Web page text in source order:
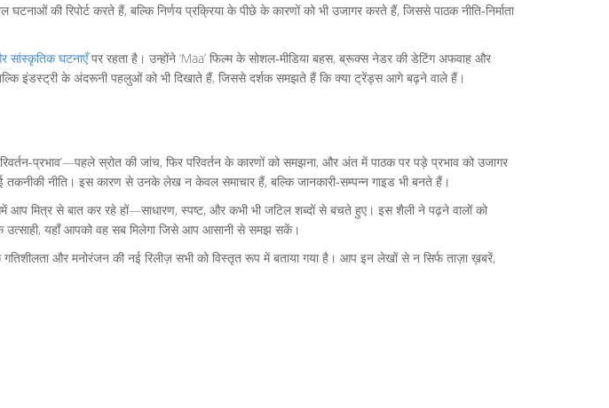
की रिपोर्ट करते हैं, बल्कि निर्णय प्रक्रिया के पीछे के कारणों को भी उजागर करते हैं, जिससे पाठक नीति‑निर्माता
सांस्कृतिक घटनाएँपर रहता है। उन्होंने ‘Maa’ फिल्म के सोशल‑मीडिया बहस, ब्रूक्स नेडर की डेटिंग अफवाह और
इंडस्ट्री के अंदरूनी पहलुओं को भी दिखाते हैं, जिससे दर्शक समझते हैं कि क्या ट्रेंड्स आगे बढ़ने वाले हैं।
स्रोत की जांच, फिर परिवर्तन के कारणों को समझना, और अंत में पाठक पर पड़े प्रभाव को उजागर
तकनीकी नीति। इस कारण से उनके लेख न केवल समाचार हैं, बल्कि जानकारी‑सम्पन्न गाइड भी बनते हैं।
आप मित्र से बात कर रहे हों—साधारण, स्पष्ट, और कभी भी जटिल शब्दों से बचते हुए। इस शैली ने पढ़ने वालों को
के उत्साही, यहाँ आपको वह सब मिलेगा जिसे आप आसानी से समझ सकें।
और मनोरंजन की नई रिलीज़ सभी को विस्तृत रूप में बताया गया है। आप इन लेखों से न सिर्फ ताज़ा ख़बरें,